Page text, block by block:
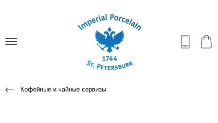
Кофейные и чайные сервизы